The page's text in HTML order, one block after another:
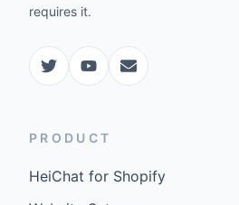
requires it.
PRODUCT
HeiChat for Shopify